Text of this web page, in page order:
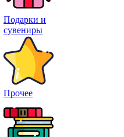
Подарки и
сувениры
Прочее